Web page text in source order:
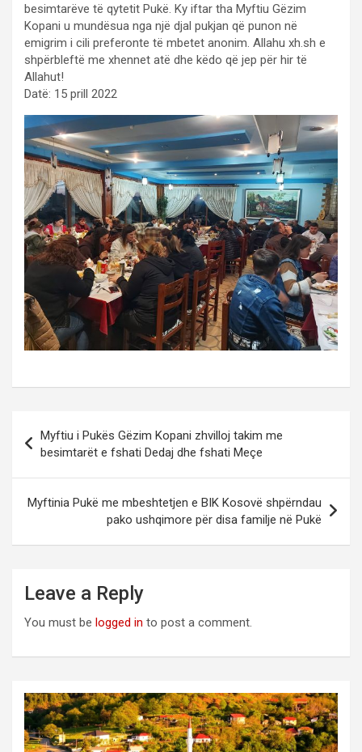
besimtarëve të qytetit Pukë. Ky iftar tha Myftiu Gëzim
Kopani u mundësua nga një djal pukjan që punon në
emigrim i cili preferonte të mbetet anonim. Allahu xh.sh e
shpërbleftë me xhennet atë dhe këdo që jep për hir të
Allahut!
Datë: 15 prill 2022
navigation
Myftiu i Pukës Gëzim Kopani zhvilloj takim me
besimtarët e fshati Dedaj dhe fshati Meçe
Myftinia Pukë me mbeshtetjen e BIK Kosovë shpërndau
pako ushqimore për disa familje në Pukë
Leave a Reply
You must be logged in to post a comment.